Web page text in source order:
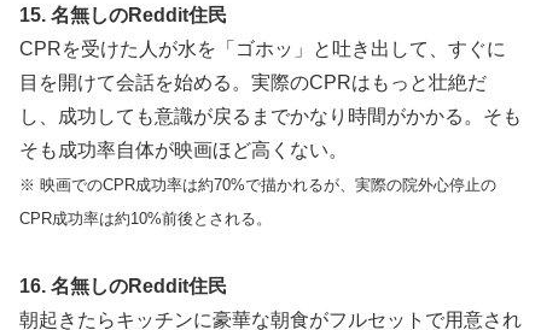
15. 名無しのReddit住民
CPRを受けた人が水を「ゴホッ」と吐き出して、すぐに
目を開けて会話を始める。実際のCPRはもっと壮絶だ
し、成功しても意識が戻るまでかなり時間がかかる。そも
そも成功率自体が映画ほど高くない。
※ 映画でのCPR成功率は約70%で描かれるが、実際の院外心停止の
CPR成功率は約10%前後とされる。
16. 名無しのReddit住民
朝起きたらキッチンに豪華な朝食がフルセットで用意され